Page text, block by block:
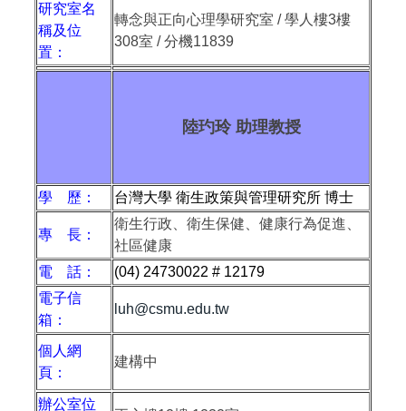
研究室名
稱及位
置：
轉念與正向心理學研究室 / 學人樓3樓
308室 / 分機11839
陸玓玲 助理教授
學 歷： 台灣大學 衛生政策與管理研究所 博士
專 長：
衛生行政、衛生保健、健康行為促進、
社區健康
電 話：
(04) 24730022 # 12179
電子信
箱：
luh@csmu.edu.tw
個人網
頁：
建構中
辦公室位